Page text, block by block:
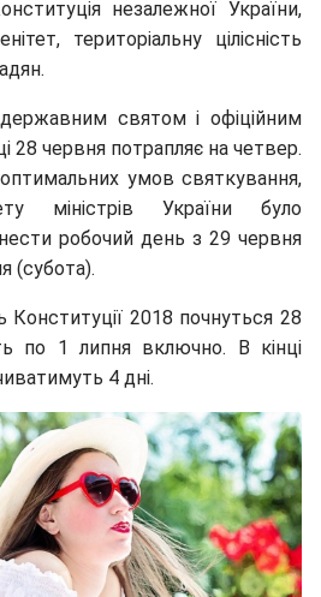
незалежної України,
територіальну цілісність
святом і офіційним
28 червня потрапляє на четвер.
умов святкування,
міністрів України було
робочий день з 29 червня
(субота).
Конституції 2018 почнуться 28
по 1 липня включно. В кінці
4 дні.